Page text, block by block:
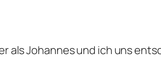
als Johannes und ich uns